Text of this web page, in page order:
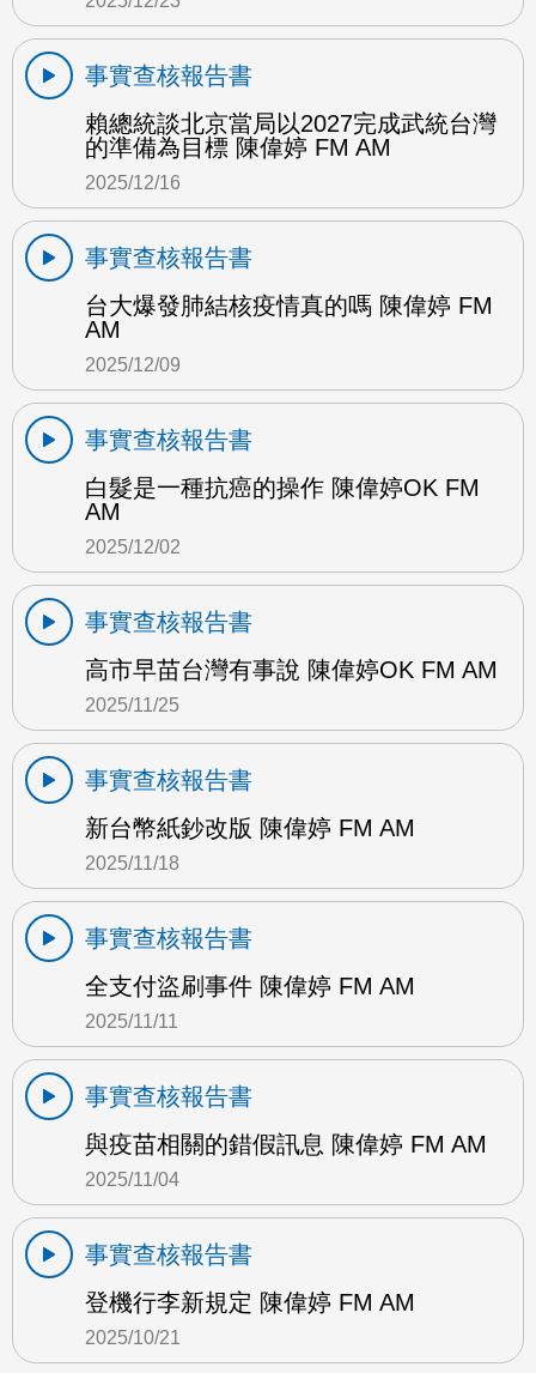
事實查核報告書
賴總統談北京當局以2027完成武統台灣
的準備為目標 陳偉婷 FM AM
2025/12/16
事實查核報告書
台大爆發肺結核疫情真的嗎 陳偉婷 FM
AM
2025/12/09
事實查核報告書
白髮是一種抗癌的操作 陳偉婷OK FM
AM
2025/12/02
事實查核報告書
高市早苗台灣有事說 陳偉婷OK FM AM
2025/11/25
事實查核報告書
新台幣紙鈔改版 陳偉婷 FM AM
2025/11/18
事實查核報告書
全支付盜刷事件 陳偉婷 FM AM
2025/11/11
事實查核報告書
與疫苗相關的錯假訊息 陳偉婷 FM AM
2025/11/04
事實查核報告書
登機行李新規定 陳偉婷 FM AM
2025/10/21